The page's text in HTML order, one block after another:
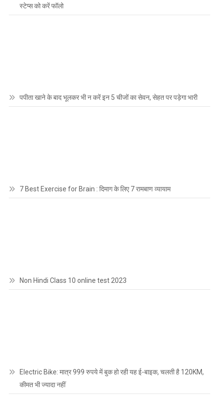
स्टेप्स को करें फॉलो
पपीता खाने के बाद भूलकर भी न करें इन 5 चीजों का सेवन, सेहत पर पड़ेगा भारी
7 Best Exercise for Brain : दिमाग के लिए 7 रामबाण व्यायाम
Non Hindi Class 10 online test 2023
Electric Bike: मात्र 999 रुपये में बुक हो रही यह ई-बाइक, चलती है 120KM,
कीमत भी ज्यादा नहीं